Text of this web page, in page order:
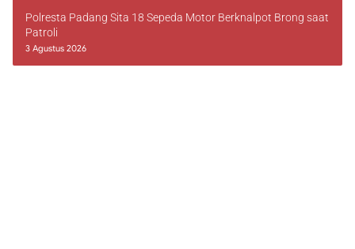
Polresta Padang Sita 18 Sepeda Motor Berknalpot Brong saat
Patroli
3 Agustus 2026